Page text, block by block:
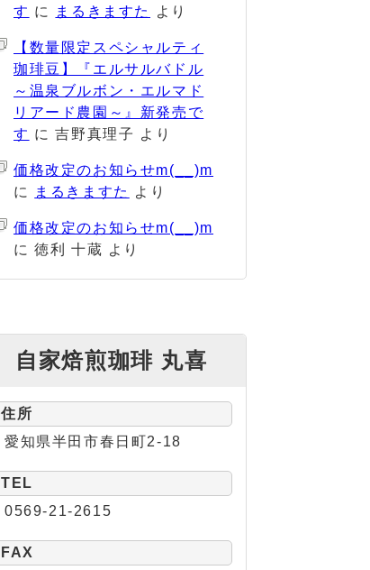
す に まるきますた より
【数量限定スペシャルティ
珈琲豆】『エルサルバドル
～温泉ブルボン・エルマド
リアード農園～』新発売で
す に吉野真理子 より
価格改定のお知らせm(__)m
に
まるきますた より
価格改定のお知らせm(__)m
に徳利 十蔵 より
自家焙煎珈琲 丸喜
住所
愛知県半田市春日町2-18
TEL
0569-21-2615
FAX